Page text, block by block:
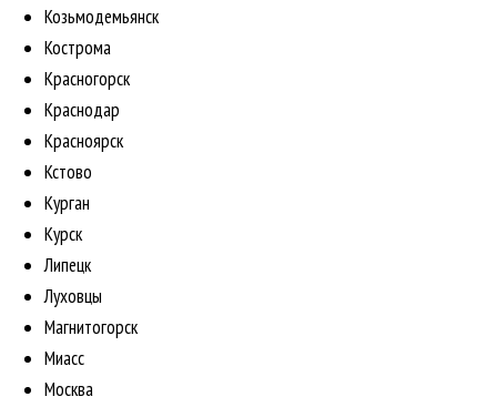
Козьмодемьянск
Кострома
Красногорск
Краснодар
Красноярск
Кстово
Курган
Курск
Липецк
Луховцы
Магнитогорск
Миасс
Москва